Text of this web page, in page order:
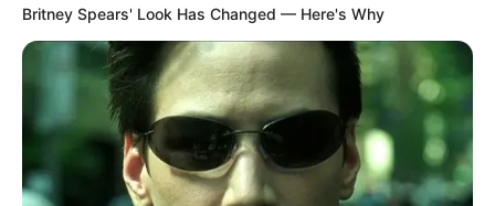
Britney Spears' Look Has Changed — Here's Why